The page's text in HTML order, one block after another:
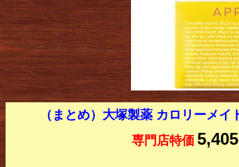
（まとめ）大塚製薬 カロリーメイ
専門店特価